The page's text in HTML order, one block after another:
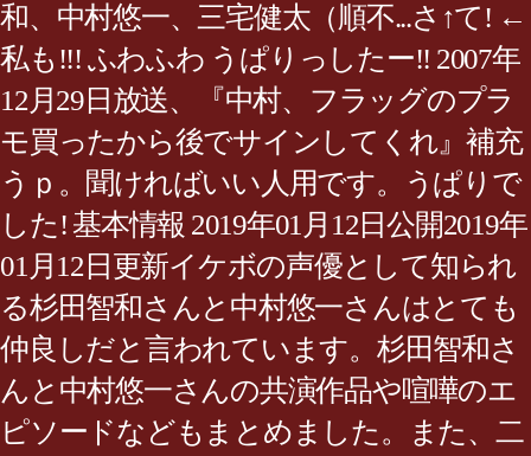
和、中村悠一、三宅健太（順不...さ↑て! ←
私も!!! ふわふわ うぱりっしたー!! 2007年
12月29日放送、『中村、フラッグのプラ
モ買ったから後でサインしてくれ』補充
うｐ。聞ければいい人用です。うぱりで
した! 基本情報 2019年01月12日公開2019年
01月12日更新イケボの声優として知られ
る杉田智和さんと中村悠一さんはとても
仲良しだと言われています。杉田智和さ
んと中村悠一さんの共演作品や喧嘩のエ
ピソードなどもまとめました。また、二